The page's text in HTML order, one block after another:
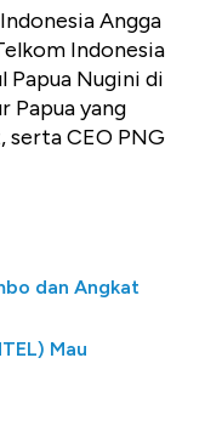
Angga
Indonesia
Papua Nugini di
Papua yang
serta CEO PNG
dan Angkat
Mau